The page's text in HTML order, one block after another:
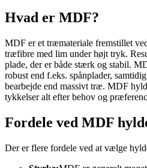
Hvad er MDF?
MDF er et træmateriale fremstillet
træfibre med lim under højt tryk.
plade, der er både stærk og stabil.
robust end f.eks. spånplader,
bearbejde end massivt træ. MDF
tykkelser alt efter behov og
Fordele ved MDF
Der er flere fordele ved at vælge